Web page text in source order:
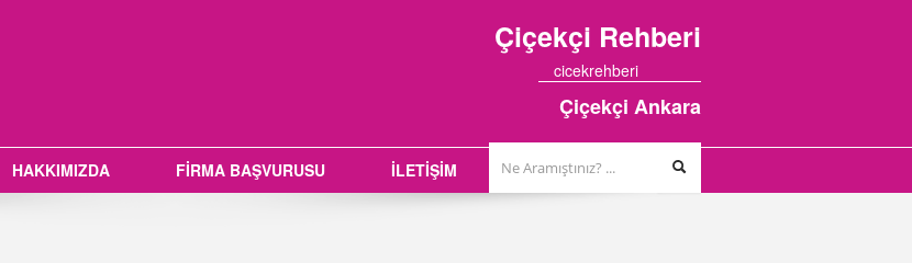
Çiçekçi Rehberi
cicekrehberi
Çiçekçi Ankara
HAKKIMIZDA FİRMA BAŞVURUSU İLETİŞİM